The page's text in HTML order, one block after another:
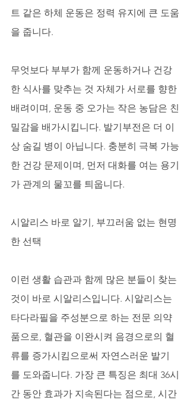
트 같은 하체 운동은 정력 유지에 큰 도움
을 줍니다.
무엇보다 부부가 함께 운동하거나 건강
한 식사를 맞추는 것 자체가 서로를 향한
배려이며, 운동 중 오가는 작은 농담은 친
밀감을 배가시킵니다. 발기부전은 더 이
상 숨길 병이 아닙니다. 충분히 극복 가능
한 건강 문제이며, 먼저 대화를 여는 용기
가 관계의 물꼬를 틔웁니다.
시알리스 바로 알기, 부끄러움 없는 현명
한 선택
이런 생활 습관과 함께 많은 분들이 찾는
것이 바로 시알리스입니다. 시알리스는
타다라필을 주성분으로 하는 전문 의약
품으로, 혈관을 이완시켜 음경으로의 혈
류를 증가시킴으로써 자연스러운 발기
를 도와줍니다. 가장 큰 특징은 최대 36시
간 동안 효과가 지속된다는 점으로, 시간